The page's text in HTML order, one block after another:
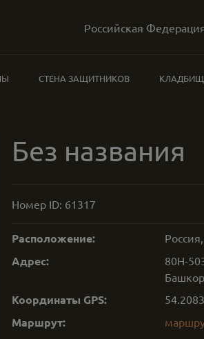
Российская
СТЕНА ЗАЩИТНИКОВ
Без названия
Номер ID: 61317
Расположение:
Адрес:
80Н-
Координаты GPS:
Маршрут: